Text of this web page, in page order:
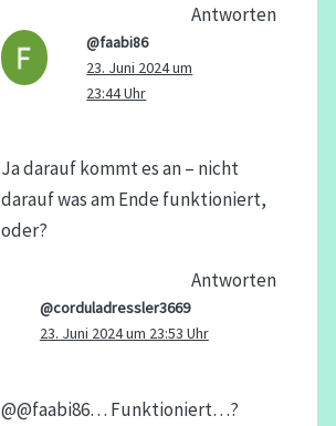
Antworten
@faabi86
23. Juni 2024 um
23:44 Uhr
Ja darauf kommt es an – nicht
darauf was am Ende funktioniert,
oder?
Antworten
@corduladressler3669
23. Juni 2024 um 23:53 Uhr
@@faabi86… Funktioniert…?